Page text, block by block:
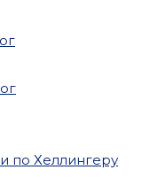
по Хеллингеру